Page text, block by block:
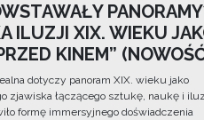
ILUZJI XIX. WIEKU
KINEM”
dotyczy panoram XIX. wieku jako
zjawiska łączącego sztukę, naukę i
formę immersyjnego doświadczenia